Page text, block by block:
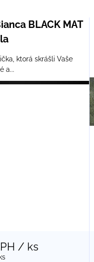
BLACK MAT
ktorá skrášli Vaše
a...
/ ks